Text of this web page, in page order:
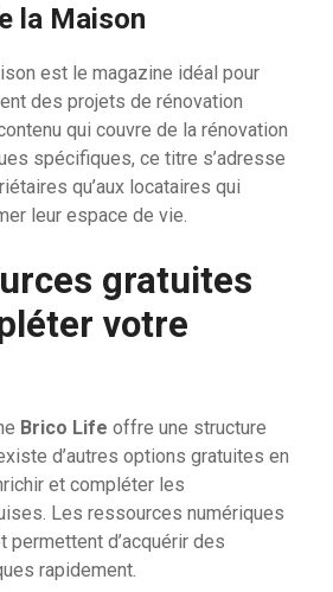
la Maison
est le magazine idéal pour
des projets de rénovation
qui couvre de la rénovation
spécifiques, ce titre s’adresse
qu’aux locataires qui
leur espace de vie.
gratuites
votre
Brico Life offre une structure
d’autres options gratuites en
et compléter les
Les ressources numériques
permettent d’acquérir des
rapidement.